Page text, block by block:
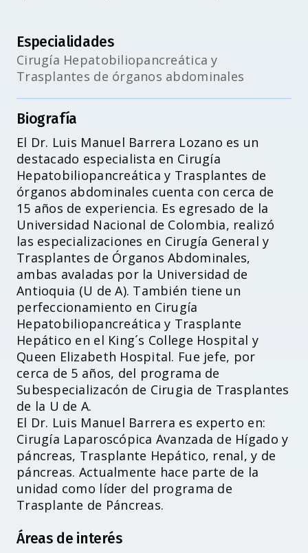
Especialidades
Cirugía Hepatobiliopancreática y
Trasplantes de órganos abdominales
Biografía
El Dr. Luis Manuel Barrera Lozano es un
destacado especialista en Cirugía
Hepatobiliopancreática y Trasplantes de
órganos abdominales cuenta con cerca de
15 años de experiencia. Es egresado de la
Universidad Nacional de Colombia, realizó
las especializaciones en Cirugía General y
Trasplantes de Órganos Abdominales,
ambas avaladas por la Universidad de
Antioquia (U de A). También tiene un
perfeccionamiento en Cirugía
Hepatobiliopancreática y Trasplante
Hepático en el King´s College Hospital y
Queen Elizabeth Hospital. Fue jefe, por
cerca de 5 años, del programa de
Subespecializacón de Cirugia de Trasplantes
de la U de A.
El Dr. Luis Manuel Barrera es experto en:
Cirugía Laparoscópica Avanzada de Hígado y
páncreas, Trasplante Hepático, renal, y de
páncreas. Actualmente hace parte de la
unidad como líder del programa de
Trasplante de Páncreas.
Áreas de interés